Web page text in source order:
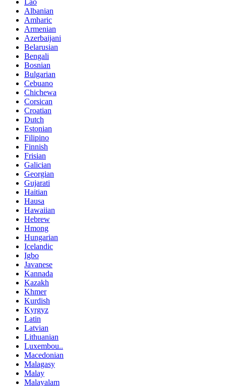
Lao
Albanian
Amharic
Armenian
Azerbaijani
Belarusian
Bengali
Bosnian
Bulgarian
Cebuano
Chichewa
Corsican
Croatian
Dutch
Estonian
Filipino
Finnish
Frisian
Galician
Georgian
Gujarati
Haitian
Hausa
Hawaiian
Hebrew
Hmong
Hungarian
Icelandic
Igbo
Javanese
Kannada
Kazakh
Khmer
Kurdish
Kyrgyz
Latin
Latvian
Lithuanian
Luxembou..
Macedonian
Malagasy
Malay
Malayalam